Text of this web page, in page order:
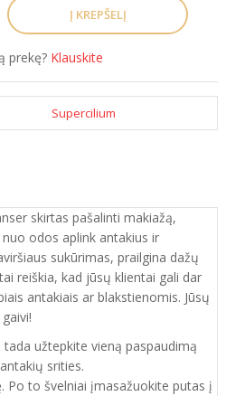
prekę? Klauskite
Supercilium
skirtas pašalinti makiažą,
odos aplink antakius ir
sukūrimas, prailgina dažų
reiškia, kad jūsų klientai gali dar
antakiais ar blakstienomis. Jūsų
tada užtepkite vieną paspaudimą
srities.
Po to švelniai įmasažuokite putas į